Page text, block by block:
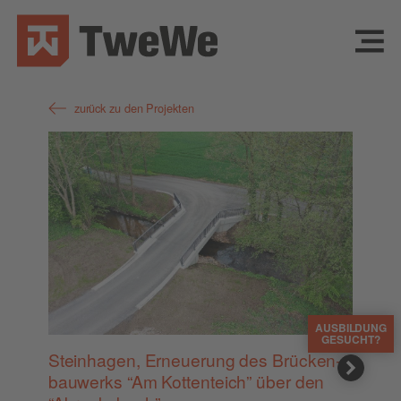
AUSBILDUNG
GESUCHT?
zurück zu den Projekten
Stein­ha­gen, Erneue­rung des Brü­cken­
bau­werks “Am Kot­ten­teich” über den